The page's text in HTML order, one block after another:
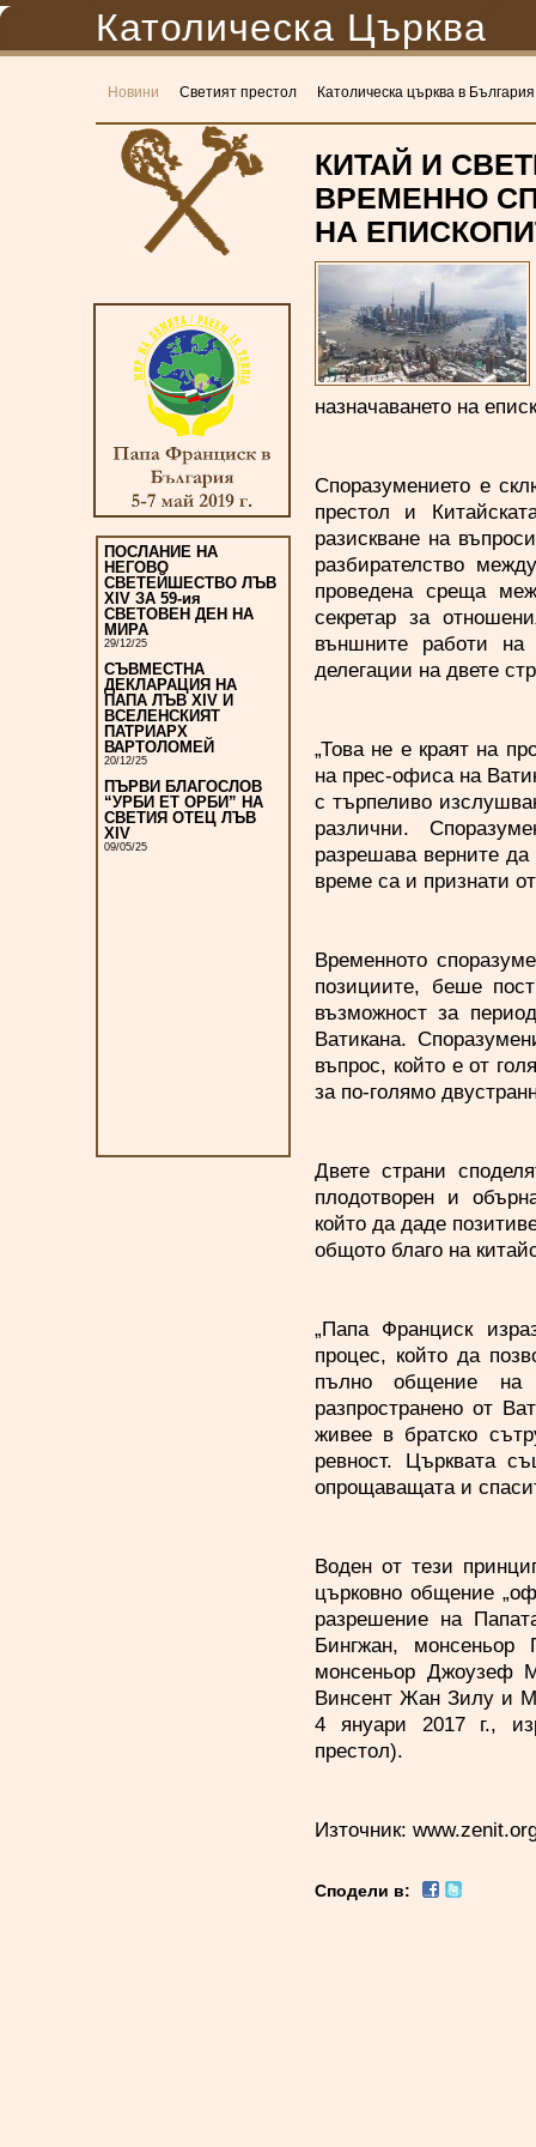
Католическа Църква
Новини Светият престол Католическа църква в България
ПОСЛАНИЕ НА
НЕГОВО
СВЕТЕЙШЕСТВО ЛЪВ
XIV ЗА 59-ия
СВЕТОВЕН ДЕН НА
МИРА
29/12/25
СЪВМЕСТНА
ДЕКЛАРАЦИЯ НА
ПАПА ЛЪВ XIV И
ВСЕЛЕНСКИЯТ
ПАТРИАРХ
ВАРТОЛОМЕЙ
20/12/25
ПЪРВИ БЛАГОСЛОВ
“УРБИ ЕТ ОРБИ” НА
СВЕТИЯ ОТЕЦ ЛЪВ
XIV
09/05/25
КИТАЙ И
ВРЕМЕННО
НА
назначаването на
Споразумението е
престол и
разискване на
разбирателство
проведена среща
секретар за
външните работи на
делегации на двете
„Това не е краят на
на прес-офиса на
с търпеливо
различни.
разрешава верните
време са и признати
Временното
позициите, беше
възможност за
Ватикана.
въпрос, който е от
за по-голямо
Двете страни
плодотворен и
който да даде
общото благо на
„Папа Франциск
процес, който да
пълно общение на
разпространено от
живее в братско
ревност. Църквата
опрощаващата и
Воден от тези
църковно общение
разрешение на
Бингжан,
монсеньор Джоузеф
Винсент Жан Зилу и
4 януари 2017 г.,
престол).
Източник:
Сподели в: